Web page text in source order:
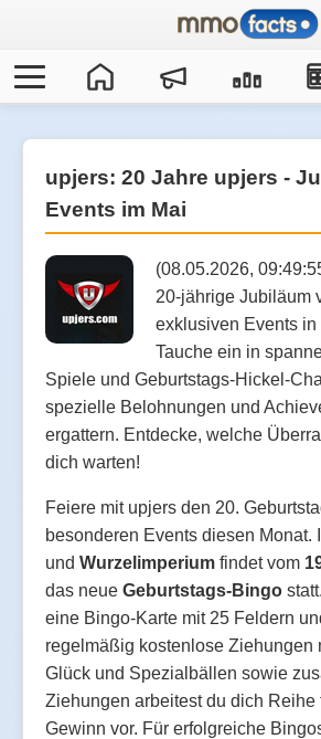
upjers: 20 Jahre upjers -
Events im Mai
(08.05.2026,
20-jährige Jubiläum
exklusiven Events in
Tauche ein in
Spiele und Geburtstags-Hickel-
spezielle Belohnungen und
ergattern. Entdecke, welche
dich warten!
Feiere mit upjers den 20.
besonderen Events diesen Monat.
und Wurzelimperium findet vom
das neue Geburtstags-Bingo
eine Bingo-Karte mit 25 Feldern
regelmäßig kostenlose Ziehungen
Glück und Spezialbällen sowie
Ziehungen arbeitest du dich Reihe
Gewinn vor. Für erfolgreiche